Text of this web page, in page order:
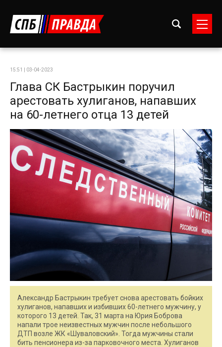
15:51 | 03-04-2023
Глава СК Бастрыкин поручил
арестовать хулиганов, напавших
на 60-летнего отца 13 детей
Александр Бастрыкин требует снова арестовать бойких
хулиганов, напавших и избивших 60-летнего мужчину, у
которого 13 детей. Так, 31 марта на Юрия Боброва
напали трое неизвестных мужчин после небольшого
ДТП возле ЖК «Шуваловский». Тогда мужчины стали
бить пенсионера из-за парковочного места. Хулиганов